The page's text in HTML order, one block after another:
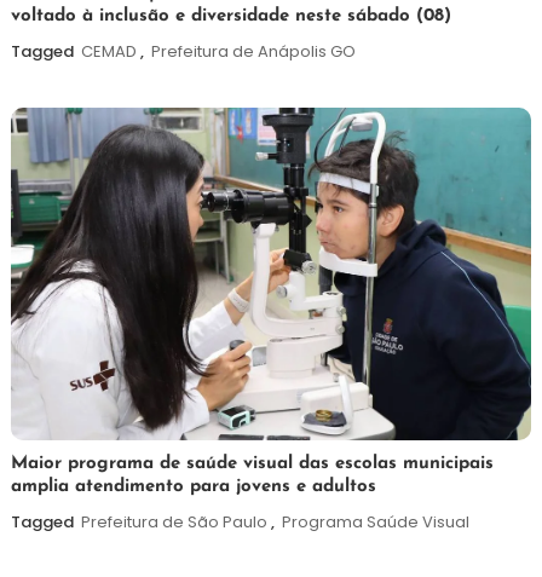
de
agosto
voltado à inclusão e diversidade neste sábado (08)
Tagged CEMAD , Prefeitura de Anápolis GO
7
de
agosto
Maurilio
Maior programa de saúde visual das escolas municipais
amplia atendimento para jovens e adultos
Tagged Prefeitura de São Paulo , Programa Saúde Visual